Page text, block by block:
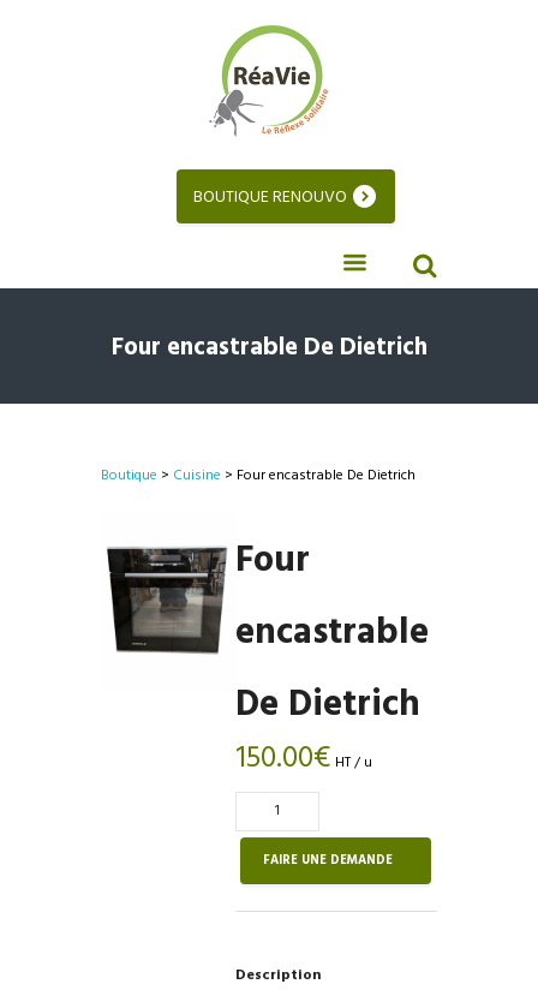
BOUTIQUE RENOUVO
Four encastrable De Dietrich
Boutique > Cuisine > Four encastrable De Dietrich
Four
encastrable
De Dietrich
150.00€ HT / u
Quantité
de
encastrable
FAIRE UNE DEMANDE
Description